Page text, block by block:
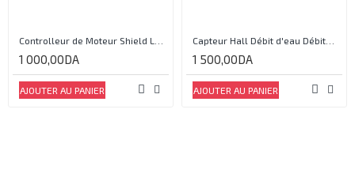
1 000,00DA
AJOUTER AU PANIER
Capteur Hall Débit d'eau Débitmètre Contrôle 1-30L Eau / min 1.75MPa
1 500,00DA
AJOUTER AU PANIER